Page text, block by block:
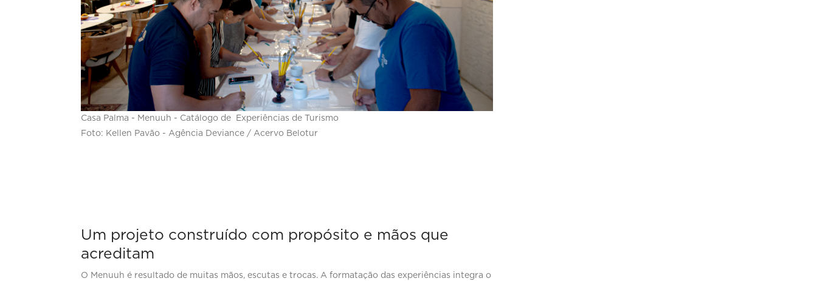
Casa Palma - Menuuh - Catálogo de Experiências de Turismo
Foto: Kellen Pavão - Agência Deviance / Acervo Belotur
Um projeto construído com propósito e mãos que
acreditam
O Menuuh é resultado de muitas mãos, escutas e trocas. A formatação das experiências integra o